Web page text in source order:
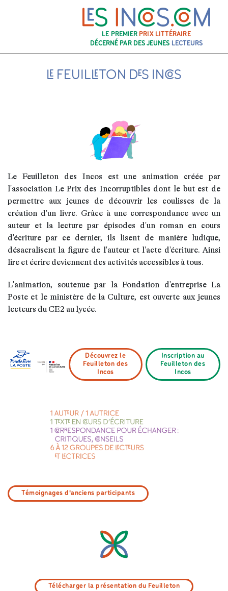
LE PREMIER PRIX LITTÉRAIRE
DÉCERNÉ PAR DES JEUNES LECTEURS
LE FEUILLETON DES INCOS
Le Feuilleton des Incos est une animation créée par
l'association Le Prix des Incorruptibles dont le but est de
permettre aux jeunes de découvrir les coulisses de la
création d'un livre. Grâce à une correspondance avec un
auteur et la lecture par épisodes d'un roman en cours
d'écriture par ce dernier, ils lisent de manière ludique,
désacralisent la figure de l'auteur et l'acte d'écriture. Ainsi
lire et écrire deviennent des activités accessibles à tous.
L'animation, soutenue par la Fondation d'entreprise La
Poste et le ministère de la Culture, est ouverte aux jeunes
lecteurs du CE2 au lycée.
Découvrez le
Feuilleton des
Incos
Inscription au
Feuilleton des
Incos
Témoignages d'anciens participants
Télécharger la présentation du Feuilleton